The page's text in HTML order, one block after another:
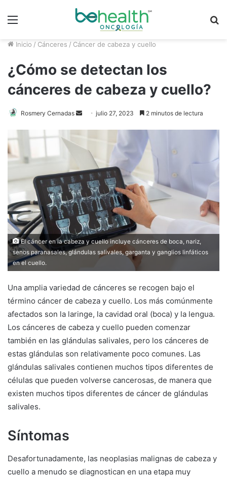
Menú
Inicio / Cánceres / Cáncer de cabeza y cuello
¿Cómo se detectan los
cánceres de cabeza y cuello?
Rosmery Cernadas
Sendjulio 27, 2023 2 minutos de lectura
El cáncer en la cabeza y cuello incluye cánceres de boca, nariz,
senos paranasales, glándulas salivales, garganta y ganglios linfáticos
en el cuello.
Una amplia variedad de cánceres se recogen bajo el
término cáncer de cabeza y cuello. Los más comúnmente
afectados son la laringe, la cavidad oral (boca) y la lengua.
Los cánceres de cabeza y cuello pueden comenzar
también en las glándulas salivales, pero los cánceres de
estas glándulas son relativamente poco comunes. Las
glándulas salivales contienen muchos tipos diferentes de
células que pueden volverse cancerosas, de manera que
existen muchos tipos diferentes de cáncer de glándulas
salivales.
Síntomas
Desafortunadamente, las neoplasias malignas de cabeza y
cuello a menudo se diagnostican en una etapa muy